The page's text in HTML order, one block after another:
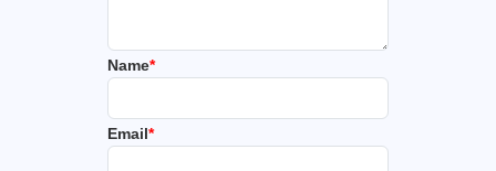
Name*
Email*